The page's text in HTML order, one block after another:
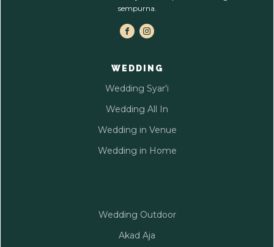
sempurna.
WEDDING
Wedding Syar'i
Wedding All In
Wedding in Venue
Wedding in Home
Wedding Outdoor
Akad Aja